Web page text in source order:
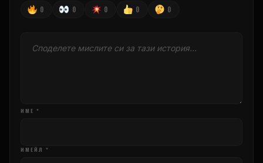
0 0 0 0 0
ИМЕ *
ИМЕЙЛ *